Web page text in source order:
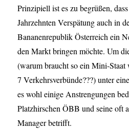
Prinzipiell ist es zu begrüßen,
Jahrzehnten Verspätung auch in
Bananenrepublik Österreich ein
den Markt bringen möchte. Um
(warum braucht so ein Mini-
7 Verkehrsverbünde???) unter
es wohl einige Anstrengungen
Platzhirschen ÖBB und seine oft
Manager betrifft.